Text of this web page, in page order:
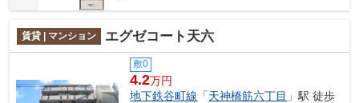
賃貸 | マンション エグゼコート天六
敷0
4.2万円
地下鉄谷町線 「天神橋筋六丁目 」駅 徒歩